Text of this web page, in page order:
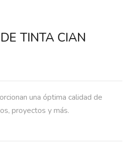
TINTA CIAN
una óptima calidad de
proyectos y más.